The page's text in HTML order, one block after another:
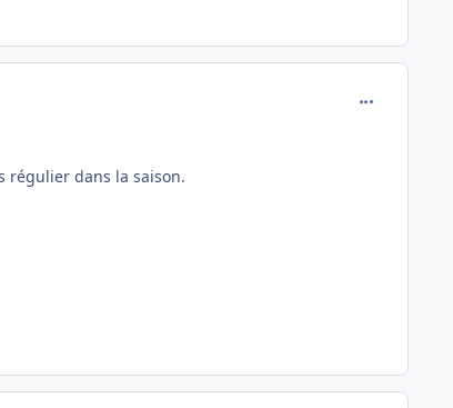
régulier dans la saison.